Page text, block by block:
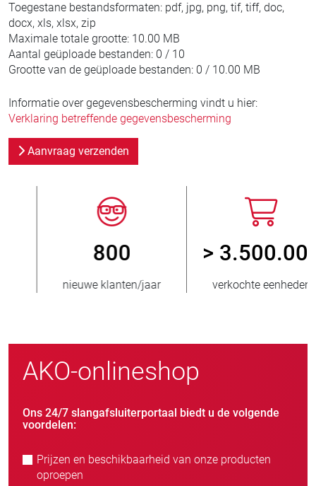
Toegestane bestandsformaten: pdf, jpg, png, tif, tiff, doc,
docx, xls, xlsx, zip
Maximale totale grootte: 10.00 MB
Aantal geüploade bestanden: 0 / 10
Grootte van de geüploade bestanden: 0 / 10.00 MB
Informatie over gegevensbescherming vindt u hier:
Verklaring betreffende gegevensbescherming
Aanvraag verzenden
800
nieuwe klanten/jaar
> 3.500.000
verkochte eenheden
AKO-onlineshop
Ons 24/7 slangafsluiterportaal biedt u de volgende
voordelen:
Prijzen en beschikbaarheid van onze producten
oproepen